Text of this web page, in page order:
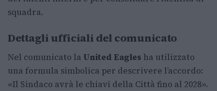
squadra.
Dettagli ufficiali del comunicato
Nel comunicato la United Eagles ha utilizzato
una formula simbolica per descrivere l’accordo:
«Il Sindaco avrà le chiavi della Città fino al 2028».